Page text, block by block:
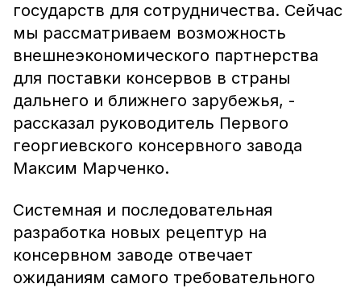
государств для сотрудничества. Сейчас
мы рассматриваем возможность
внешнеэкономического партнерства
для поставки консервов в страны
дальнего и ближнего зарубежья, -
рассказал руководитель Первого
георгиевского консервного завода
Максим Марченко.
Системная и последовательная
разработка новых рецептур на
консервном заводе отвечает
ожиданиям самого требовательного